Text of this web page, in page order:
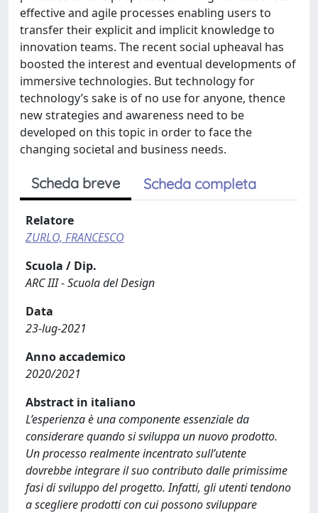
effective and agile processes enabling users to
transfer their explicit and implicit knowledge to
innovation teams. The recent social upheaval has
boosted the interest and eventual developments of
immersive technologies. But technology for
technology’s sake is of no use for anyone, thence
new strategies and awareness need to be
developed on this topic in order to face the
changing societal and business needs.
Scheda breve Scheda completa
Relatore
ZURLO, FRANCESCO
Scuola / Dip.
ARC III - Scuola del Design
Data
23-lug-2021
Anno accademico
2020/2021
Abstract in italiano
L’esperienza è una componente essenziale da
considerare quando si sviluppa un nuovo prodotto.
Un processo realmente incentrato sull’utente
dovrebbe integrare il suo contributo dalle primissime
fasi di sviluppo del progetto. Infatti, gli utenti tendono
a scegliere prodotti con cui possono sviluppare